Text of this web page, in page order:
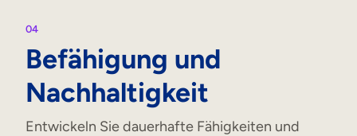
04
Befähigung und
Nachhaltigkeit
Entwickeln Sie dauerhafte Fähigkeiten und